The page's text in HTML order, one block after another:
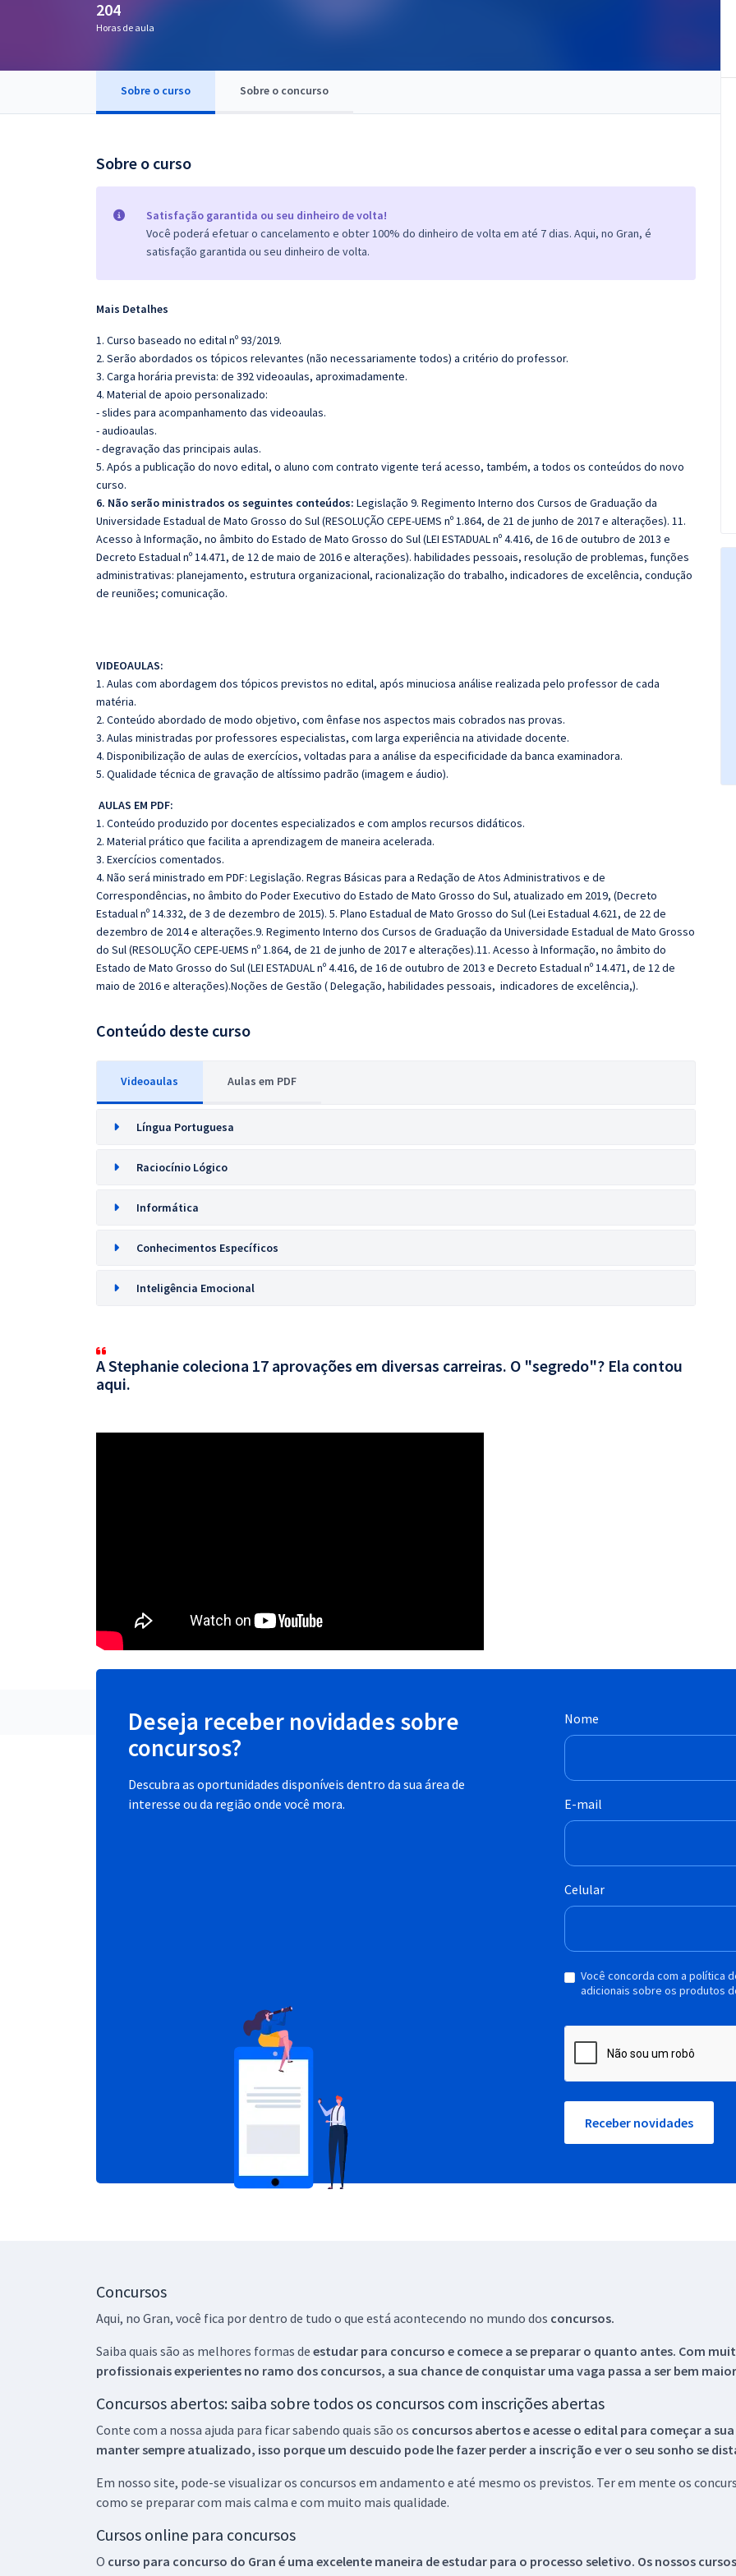
Questões grátis
204
Horas de aula
Sobre o curso Sobre o concurso
Sobre o curso
Satisfação garantida ou seu dinheiro de volta!
Você poderá efetuar o cancelamento e obter 100% do dinheiro de volta em até 7 dias. Aqui, no Gran, é
satisfação garantida ou seu dinheiro de volta.
Mais Detalhes
1. Curso baseado no edital nº 93/2019.
2. Serão abordados os tópicos relevantes (não necessariamente todos) a critério do professor.
3. Carga horária prevista: de 392 videoaulas, aproximadamente.
4. Material de apoio personalizado:
- slides para acompanhamento das videoaulas.
- audioaulas.
- degravação das principais aulas.
5. Após a publicação do novo edital, o aluno com contrato vigente terá acesso, também, a todos os conteúdos do novo
curso.
6. Não serão ministrados os seguintes conteúdos: Legislação 9. Regimento Interno dos Cursos de Graduação da
Universidade Estadual de Mato Grosso do Sul (RESOLUÇÃO CEPE-UEMS nº 1.864, de 21 de junho de 2017 e alterações). 11.
Acesso à Informação, no âmbito do Estado de Mato Grosso do Sul (LEI ESTADUAL nº 4.416, de 16 de outubro de 2013 e
Decreto Estadual nº 14.471, de 12 de maio de 2016 e alterações). habilidades pessoais, resolução de problemas, funções
administrativas: planejamento, estrutura organizacional, racionalização do trabalho, indicadores de excelência, condução
de reuniões; comunicação.
VIDEOAULAS:
1. Aulas com abordagem dos tópicos previstos no edital, após minuciosa análise realizada pelo professor de cada
matéria.
2. Conteúdo abordado de modo objetivo, com ênfase nos aspectos mais cobrados nas provas.
3. Aulas ministradas por professores especialistas, com larga experiência na atividade docente.
4. Disponibilização de aulas de exercícios, voltadas para a análise da especificidade da banca examinadora.
5. Qualidade técnica de gravação de altíssimo padrão (imagem e áudio).
AULAS EM PDF:
1. Conteúdo produzido por docentes especializados e com amplos recursos didáticos.
2. Material prático que facilita a aprendizagem de maneira acelerada.
3. Exercícios comentados.
4. Não será ministrado em PDF: Legislação. Regras Básicas para a Redação de Atos Administrativos e de
Correspondências, no âmbito do Poder Executivo do Estado de Mato Grosso do Sul, atualizado em 2019, (Decreto
Estadual nº 14.332, de 3 de dezembro de 2015). 5. Plano Estadual de Mato Grosso do Sul (Lei Estadual 4.621, de 22 de
dezembro de 2014 e alterações.9. Regimento Interno dos Cursos de Graduação da Universidade Estadual de Mato Grosso
do Sul (RESOLUÇÃO CEPE-UEMS nº 1.864, de 21 de junho de 2017 e alterações).11. Acesso à Informação, no âmbito do
Estado de Mato Grosso do Sul (LEI ESTADUAL nº 4.416, de 16 de outubro de 2013 e Decreto Estadual nº 14.471, de 12 de
maio de 2016 e alterações).Noções de Gestão ( Delegação, habilidades pessoais, indicadores de excelência,).
Conteúdo deste curso
Videoaulas Aulas em PDF
Língua Portuguesa
Raciocínio Lógico
Informática
Conhecimentos Específicos
Inteligência Emocional
A Stephanie coleciona 17 aprovações em diversas carreiras. O "segredo"? Ela contou
aqui.
Deseja receber novidades sobre
concursos?
Descubra as oportunidades disponíveis dentro da sua área de
interesse ou da região onde você mora.
Nome
E-mail
Celular
Você concorda com a política
adicionais sobre os produtos
Receber novidades
Concursos
Aqui, no Gran, você fica por dentro de tudo o que está acontecendo no mundo dos concursos.
Saiba quais são as melhores formas de estudar para concurso e comece a se preparar o quanto antes. Com
profissionais experientes no ramo dos concursos, a sua chance de conquistar uma vaga passa a ser bem
Concursos abertos: saiba sobre todos os concursos com inscrições abertas
Conte com a nossa ajuda para ficar sabendo quais são os concursos abertos e acesse o edital para começar a
manter sempre atualizado, isso porque um descuido pode lhe fazer perder a inscrição e ver o seu sonho se
Em nosso site, pode-se visualizar os concursos em andamento e até mesmo os previstos. Ter em mente os
como se preparar com mais calma e com muito mais qualidade.
Cursos online para concursos
O curso para concurso do Gran é uma excelente maneira de estudar para o processo seletivo. Os nossos